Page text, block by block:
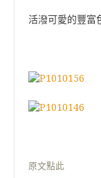
活潑可愛的豐富
原文點此